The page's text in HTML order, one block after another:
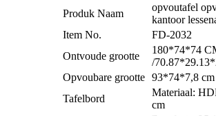
Produk Naam
opvoutafel
kantoor
Item No.
FD-2032
Ontvoude grootte
180*74*74
/
Opvoubare grootte 93*74*7,8 cm
Tafelbord
Materiaal:
cm